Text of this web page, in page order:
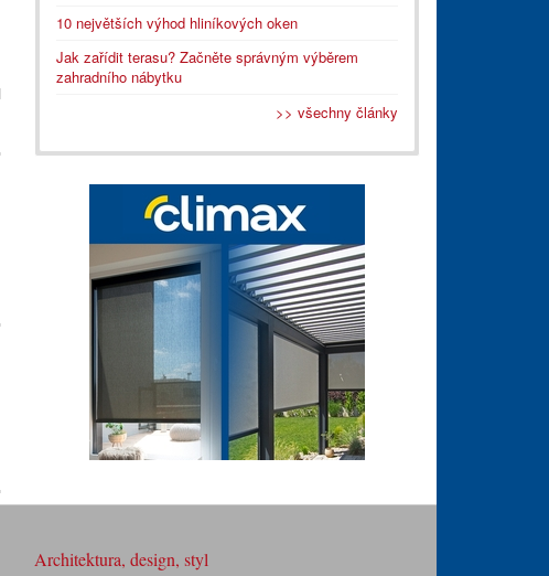
10 největších výhod hliníkových oken
Jak zařídit terasu? Začněte správným výběrem
zahradního nábytku
>> všechny články
Architektura, design, styl